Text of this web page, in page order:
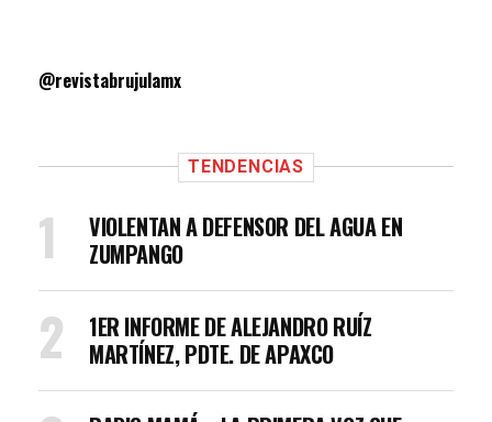
@revistabrujulamx
TENDENCIAS
VIOLENTAN A DEFENSOR DEL AGUA EN
ZUMPANGO
1ER INFORME DE ALEJANDRO RUÍZ
MARTÍNEZ, PDTE. DE APAXCO